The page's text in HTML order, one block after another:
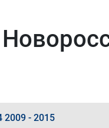
2009 - 2015